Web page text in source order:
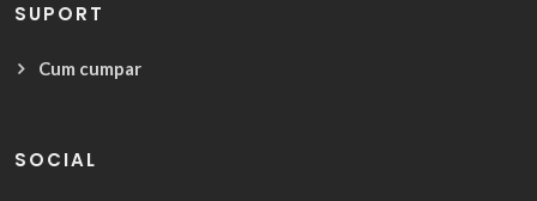
SUPORT
Cum cumpar
SOCIAL